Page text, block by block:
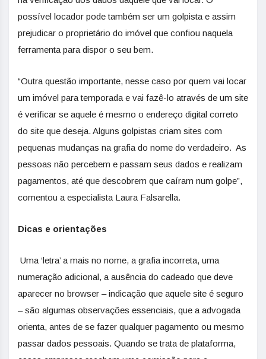
possível locador pode também ser um golpista e assim
prejudicar o proprietário do imóvel que confiou naquela
ferramenta para dispor o seu bem.
“Outra questão importante, nesse caso por quem vai locar
um imóvel para temporada e vai fazê-lo através de um site
é verificar se aquele é mesmo o endereço digital correto
do site que deseja. Alguns golpistas criam sites com
pequenas mudanças na grafia do nome do verdadeiro. As
pessoas não percebem e passam seus dados e realizam
pagamentos, até que descobrem que caíram num golpe”,
comentou a especialista Laura Falsarella.
Dicas e orientações
Uma ‘letra’ a mais no nome, a grafia incorreta, uma
numeração adicional, a ausência do cadeado que deve
aparecer no browser – indicação que aquele site é seguro
– são algumas observações essenciais, que a advogada
orienta, antes de se fazer qualquer pagamento ou mesmo
passar dados pessoais. Quando se trata de plataforma,